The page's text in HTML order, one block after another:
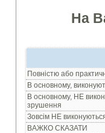
На
Повністю або
В основному,
В основному, НЕ
зрушення
Зовсім НЕ
ВАЖКО СКАЗАТИ